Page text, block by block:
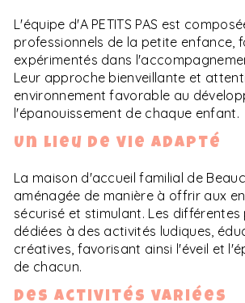
L'équipe d'A PETITS PAS est
professionnels de la petite enfance,
expérimentés dans
Leur approche bienveillante et
environnement favorable au
l'épanouissement de chaque enfant.
Un lieu de vie adapté
La maison d'accueil familial de
aménagée de manière à offrir aux
sécurisé et stimulant. Les différentes
dédiées à des activités ludiques,
créatives, favorisant ainsi l'éveil et
de chacun.
Des activités variées